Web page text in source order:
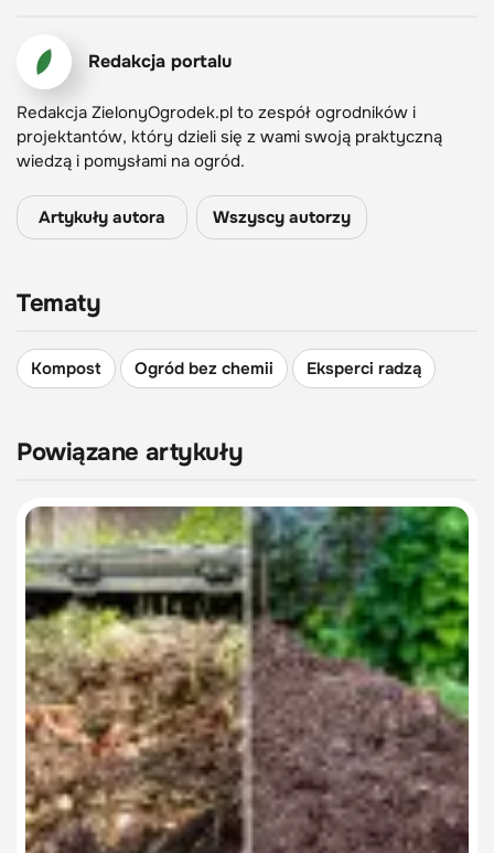
Redakcja portalu
Redakcja ZielonyOgrodek.pl to zespół ogrodników i
projektantów, który dzieli się z wami swoją praktyczną
wiedzą i pomysłami na ogród.
Artykuły autora Wszyscy autorzy
Tematy
Kompost Ogród bez chemii Eksperci radzą
Powiązane artykuły